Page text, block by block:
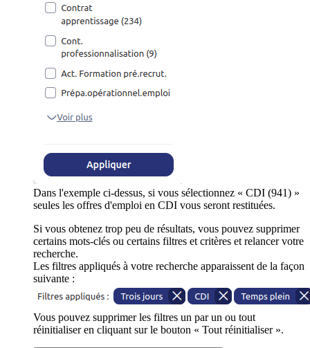
Dans l'exemple ci-dessus, si vous sélectionnez « CDI (941) »
seules les offres d'emploi en CDI vous seront restituées.
Si vous obtenez trop peu de résultats, vous pouvez supprimer
certains mots-clés ou certains filtres et critères et relancer votre
recherche.
Les filtres appliqués à votre recherche apparaissent de la façon
suivante :
Vous pouvez supprimer les filtres un par un ou tout
réinitialiser en cliquant sur le bouton « Tout réinitialiser ».